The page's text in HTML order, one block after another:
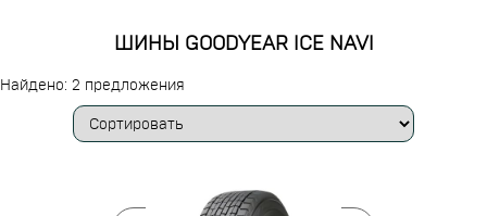
ШИНЫ GOODYEAR ICE NAVI
Найдено: 2 предложения